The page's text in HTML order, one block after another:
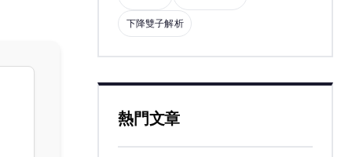
下降雙子解析
熱門文章